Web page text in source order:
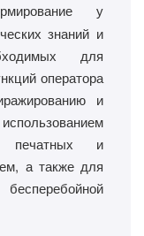
у
знаний и
для
оператора
и
печатных и
а также для